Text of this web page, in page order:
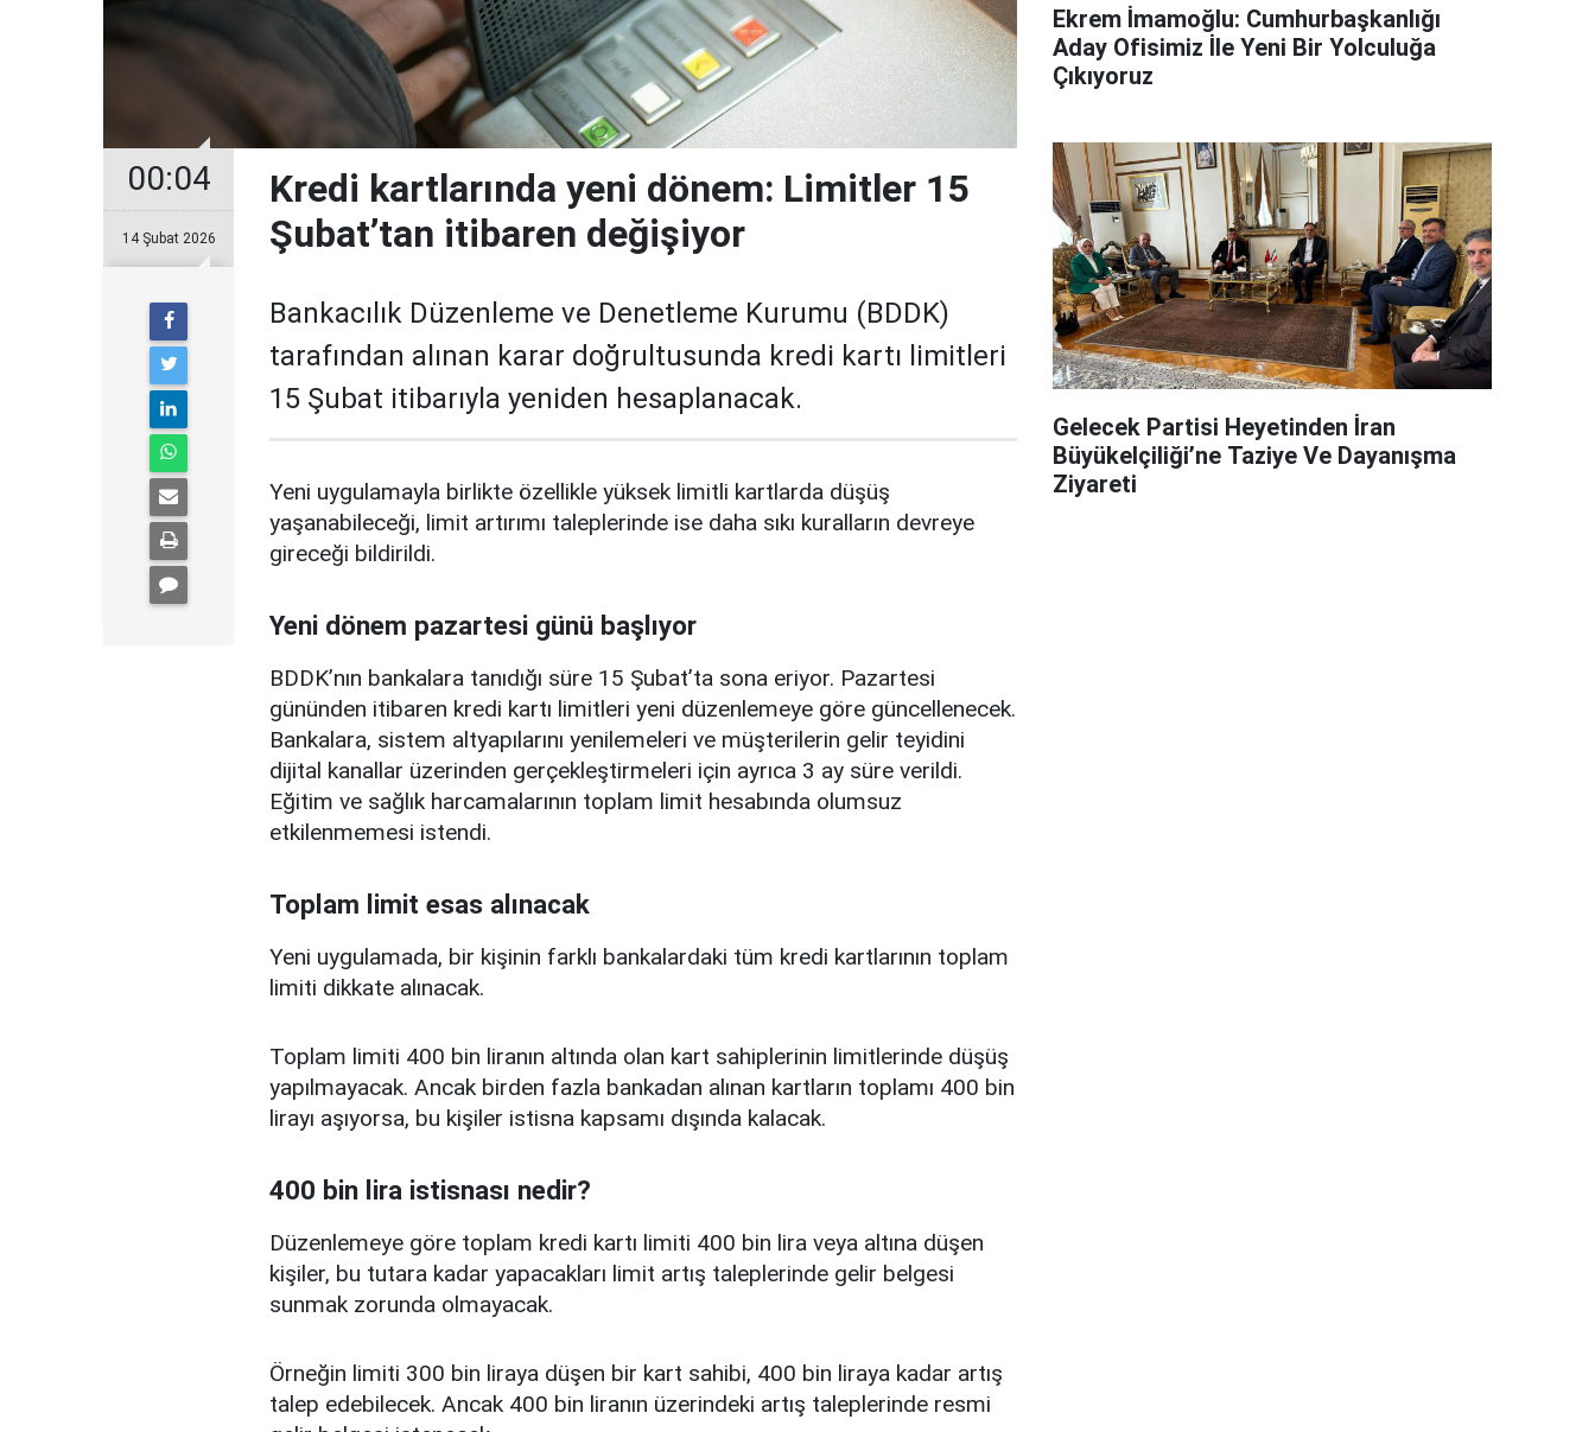
00:04
14 Şubat 2026
Kredi kartlarında yeni dönem: Limitler 15
Şubat’tan itibaren değişiyor
Bankacılık Düzenleme ve Denetleme Kurumu (BDDK)
tarafından alınan karar doğrultusunda kredi kartı limitleri
15 Şubat itibarıyla yeniden hesaplanacak.
Yeni uygulamayla birlikte özellikle yüksek limitli kartlarda düşüş
yaşanabileceği, limit artırımı taleplerinde ise daha sıkı kuralların devreye
gireceği bildirildi.
Yeni dönem pazartesi günü başlıyor
BDDK’nın bankalara tanıdığı süre 15 Şubat’ta sona eriyor. Pazartesi
gününden itibaren kredi kartı limitleri yeni düzenlemeye göre güncellenecek.
Bankalara, sistem altyapılarını yenilemeleri ve müşterilerin gelir teyidini
dijital kanallar üzerinden gerçekleştirmeleri için ayrıca 3 ay süre verildi.
Eğitim ve sağlık harcamalarının toplam limit hesabında olumsuz
etkilenmemesi istendi.
Toplam limit esas alınacak
Yeni uygulamada, bir kişinin farklı bankalardaki tüm kredi kartlarının toplam
limiti dikkate alınacak.
Toplam limiti 400 bin liranın altında olan kart sahiplerinin limitlerinde düşüş
yapılmayacak. Ancak birden fazla bankadan alınan kartların toplamı 400 bin
lirayı aşıyorsa, bu kişiler istisna kapsamı dışında kalacak.
400 bin lira istisnası nedir?
Düzenlemeye göre toplam kredi kartı limiti 400 bin lira veya altına düşen
kişiler, bu tutara kadar yapacakları limit artış taleplerinde gelir belgesi
sunmak zorunda olmayacak.
Örneğin limiti 300 bin liraya düşen bir kart sahibi, 400 bin liraya kadar artış
talep edebilecek. Ancak 400 bin liranın üzerindeki artış taleplerinde resmi
Ekrem İmamoğlu: Cumhurbaşkanlığı
Aday Ofisimiz İle Yeni Bir Yolculuğa
Çıkıyoruz
Gelecek Partisi Heyetinden İran
Büyükelçiliği’ne Taziye Ve Dayanışma
Ziyareti